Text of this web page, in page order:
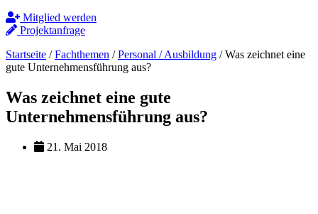
Mitglied werden
Projektanfrage
Startseite /Fachthemen /Personal / Ausbildung /Was zeichnet eine
gute Unternehmensführung aus?
Was zeichnet eine gute
Unternehmensführung aus?
21. Mai 2018